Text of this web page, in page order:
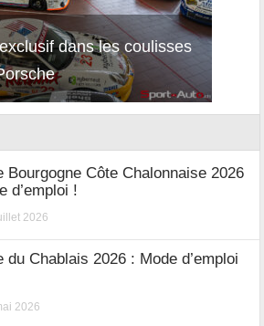
de la nouvelle Ferrari
Bourgogne Côte Chalonnaise 2026
d’emploi !
2026
du Chablais 2026 : Mode d’emploi
2026